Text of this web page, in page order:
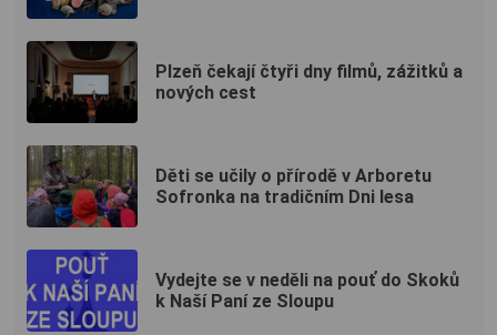
Plzeň čekají čtyři dny filmů, zážitků a
nových cest
Děti se učily o přírodě v Arboretu
Sofronka na tradičním Dni lesa
Vydejte se v neděli na pouť do Skoků
k Naší Paní ze Sloupu